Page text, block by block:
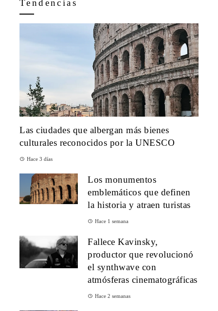
Tendencias
Las ciudades que albergan más bienes
culturales reconocidos por la UNESCO
Hace 3 días
Los monumentos
emblemáticos que definen
la historia y atraen turistas
Hace 1 semana
Fallece Kavinsky,
productor que revolucionó
el synthwave con
atmósferas cinematográficas
Hace 2 semanas